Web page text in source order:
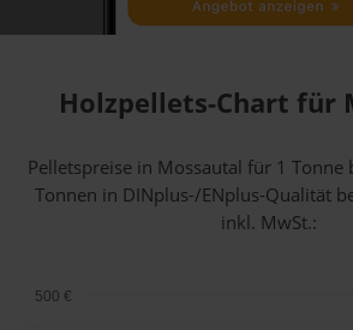
Holzpellets-Chart für
Pelletspreise in Mossautal für 1 Tonne
Tonnen in DINplus-/ENplus-Qualität
inkl. MwSt.:
500 €